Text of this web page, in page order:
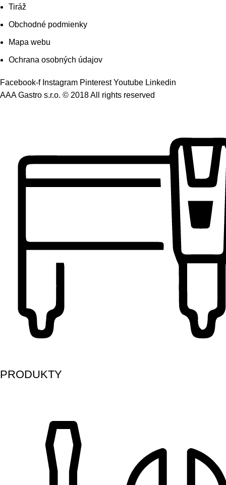
Tiráž
Obchodné podmienky
Mapa webu
Ochrana osobných údajov
Facebook-f Instagram Pinterest Youtube Linkedin
AAA Gastro s.r.o. © 2018 All rights reserved​
PRODUKTY